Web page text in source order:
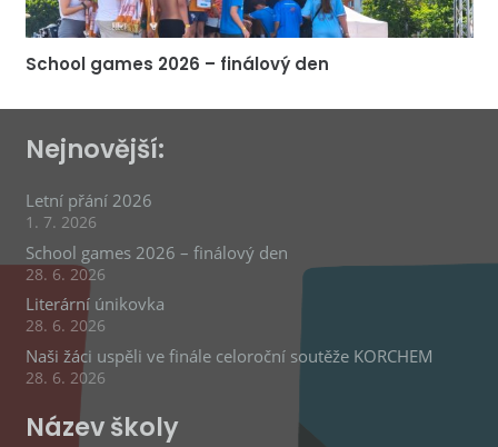
School games 2026 – finálový den
Nejnovější:
Letní přání 2026
1. 7. 2026
School games 2026 – finálový den
28. 6. 2026
Literární únikovka
28. 6. 2026
Naši žáci uspěli ve finále celoroční soutěže KORCHEM
28. 6. 2026
Název školy